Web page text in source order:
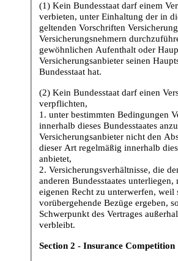
(1) Kein Bundesstaat darf einem
verbieten, unter Einhaltung der in
geltenden Vorschriften
Versicherungsnehmern
gewöhnlichen Aufenthalt oder
Versicherungsanbieter seinen
Bundesstaat hat.
(2) Kein Bundesstaat darf einen
verpflichten,
1. unter bestimmten Bedingungen
innerhalb dieses Bundesstaates
Versicherungsanbieter nicht den
dieser Art regelmäßig innerhalb
anbietet,
2. Versicherungsverhältnisse, die
anderen Bundesstaates unterliegen,
eigenen Recht zu unterwerfen, weil
vorübergehende Bezüge ergeben,
Schwerpunkt des Vertrages
verbleibt.
Section 2 - Insurance Competition